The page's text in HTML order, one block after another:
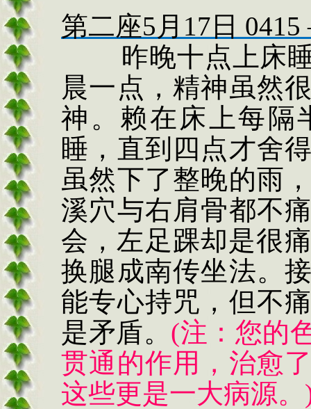
第二座5 月 17 日 0415
昨晚十点上床
晨一点，精神虽然
神。赖在床上每隔
睡，直到四点才舍
虽然下了整晚的雨
溪穴与右肩骨都不
会，左足踝却是很
换腿成南传坐法。
能专心持咒，但不
是矛盾。 (注：您的
贯通的作用，治愈
这些更是一大病源。